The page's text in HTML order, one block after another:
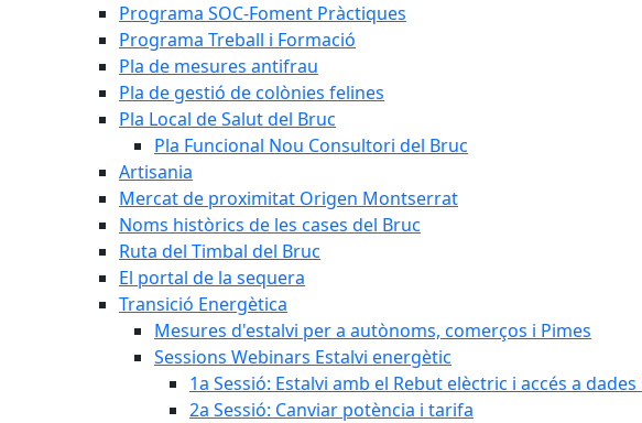
Programa SOC-Foment Pràctiques
Programa Treball i Formació
Pla de mesures antifrau
Pla de gestió de colònies felines
Pla Local de Salut del Bruc
Pla Funcional Nou Consultori del Bruc
Artisania
Mercat de proximitat Origen Montserrat
Noms històrics de les cases del Bruc
Ruta del Timbal del Bruc
El portal de la sequera
Transició Energètica
Mesures d'estalvi per a autònoms, comerços i Pimes
Sessions Webinars Estalvi energètic
1a Sessió: Estalvi amb el Rebut elèctric i accés a dades
2a Sessió: Canviar potència i tarifa